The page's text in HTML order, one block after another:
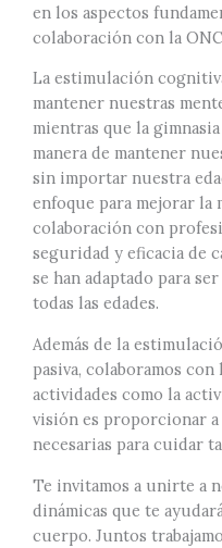
en los aspectos
colaboración con la
La estimulación
mantener nuestras
mientras que la
manera de mantener
sin importar nuestra
enfoque para mejorar la
colaboración con
seguridad y eficacia de
se han adaptado para
todas las edades.
Además de la
pasiva, colaboramos
actividades como la
visión es proporcionar a
necesarias para cuidar
Te invitamos a unirte a
dinámicas que te
cuerpo. Juntos